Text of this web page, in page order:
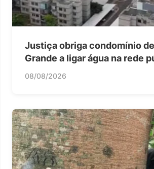
Justiça obriga condomínio
Grande a ligar água na rede
08/08/2026